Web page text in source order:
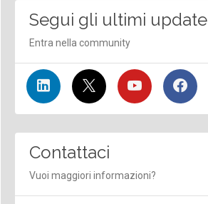
Segui gli ultimi update
Entra nella community
Contattaci
Vuoi maggiori informazioni?